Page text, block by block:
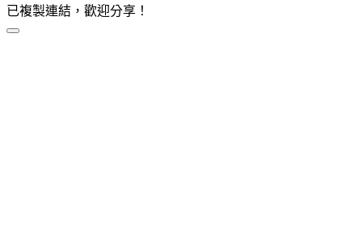
已複製連結，歡迎分享！